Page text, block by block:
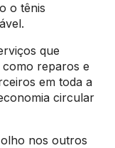
o tênis
que
reparos e
em toda a
circular
nos outros